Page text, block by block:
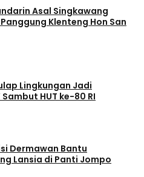
Asal Singkawang
Klenteng Hon San
Lingkungan Jadi
HUT ke-80 RI
Dermawan Bantu
Lansia di Panti Jompo